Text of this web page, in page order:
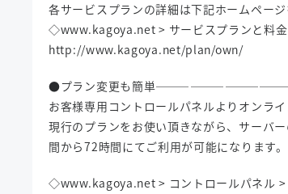
各サービスプランの詳細は下記ホームページ
◇www.kagoya.net > サービスプランと料金
http://www.kagoya.net/plan/own/
●プラン変更も簡単
お客様専用コントロールパネルよりオンラ
現行のプランをお使い頂きながら、サーバ
間から72時間にてご利用が可能になります。
◇www.kagoya.net > コントロールパネル >